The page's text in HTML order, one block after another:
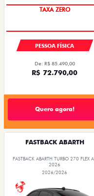
TAXA ZERO
PESSOA FÍSICA
De: R$ 85.490,00
R$ 72.790,00
Quero agora!
FASTBACK ABARTH
FASTBACK ABARTH TURBO 270 FLEX
2026
2026/2026